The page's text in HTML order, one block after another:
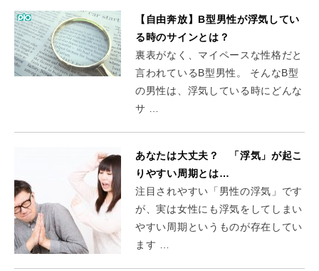
【自由奔放】B型男性が浮気してい
る時のサインとは？
裏表がなく、マイペースな性格だと
言われているB型男性。 そんなB型
の男性は、浮気している時にどんな
サ …
あなたは大丈夫？ 「浮気」が起こ
りやすい周期とは…
注目されやすい「男性の浮気」です
が、実は女性にも浮気をしてしまい
やすい周期というものが存在してい
ます …